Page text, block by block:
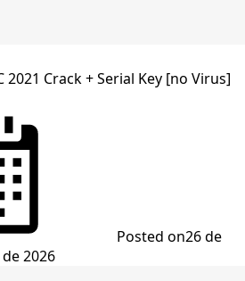
Crack + Serial Key [no Virus]
Posted on26 de
2026